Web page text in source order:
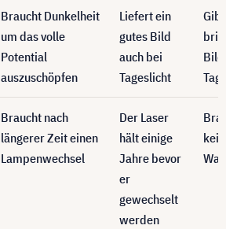
Braucht Dunkelheit
um das volle
Potential
auszuschöpfen
Liefert ein
gutes Bild
auch bei
Tageslicht
Braucht nach
längerer Zeit einen
Lampenwechsel
Der Laser
hält einige
Jahre bevor
er
gewechselt
werden